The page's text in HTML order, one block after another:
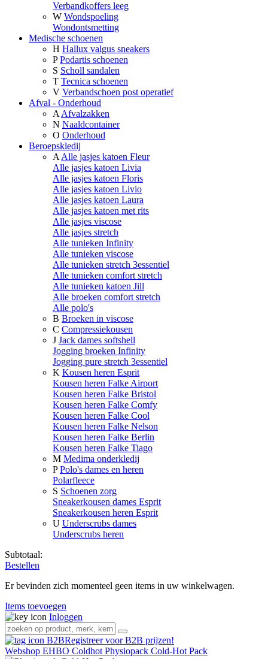
Verbandkoffers leeg
W Wondspoeling
Wondontsmetting
Medische schoenen
H Hallux valgus sneakers
P Podartis schoenen
S Scholl sandalen
T Tecnica schoenen
V Verbandschoen post operatief
Afval - Onderhoud
A Afvalzakken
N Naaldcontainer
O Onderhoud
Beroepskledij
A Alle jasjes katoen Fleur
Alle jasjes katoen Livia
Alle jasjes katoen Floris
Alle jasjes katoen Livio
Alle jasjes katoen Laura
Alle jasjes katoen met rits
Alle jasjes viscose
Alle jasjes stretch
Alle tunieken Infinity
Alle tunieken viscose
Alle tunieken stretch 3essentiel
Alle tunieken comfort stretch
Alle tunieken katoen Jill
Alle broeken comfort stretch
Alle polo's
B Broeken in viscose
C Compressiekousen
J Jack dames softshell
Jogging broeken Infinity
Jogging pure stretch 3essentiel
K Kousen heren Esprit
Kousen heren Falke Airport
Kousen heren Falke Bristol
Kousen heren Falke Comfy
Kousen heren Falke Cool
Kousen heren Falke Nelson
Kousen heren Falke Berlin
Kousen heren Falke Tiago
M Medima onderkledij
P Polo's dames en heren
Polarfleece
S Schoenen zorg
Sneakerkousen dames Esprit
Sneakerkousen heren Esprit
U Underscrubs dames
Underscrubs heren
Subtotaal:
Bestellen
Er bevinden zich momenteel geen items in uw winkelwagen.
Items toevoegen
Inloggen
Registreer voor B2B prijzen!
Webshop EHBO Coldhot Physiopack Cold-Hot Pack